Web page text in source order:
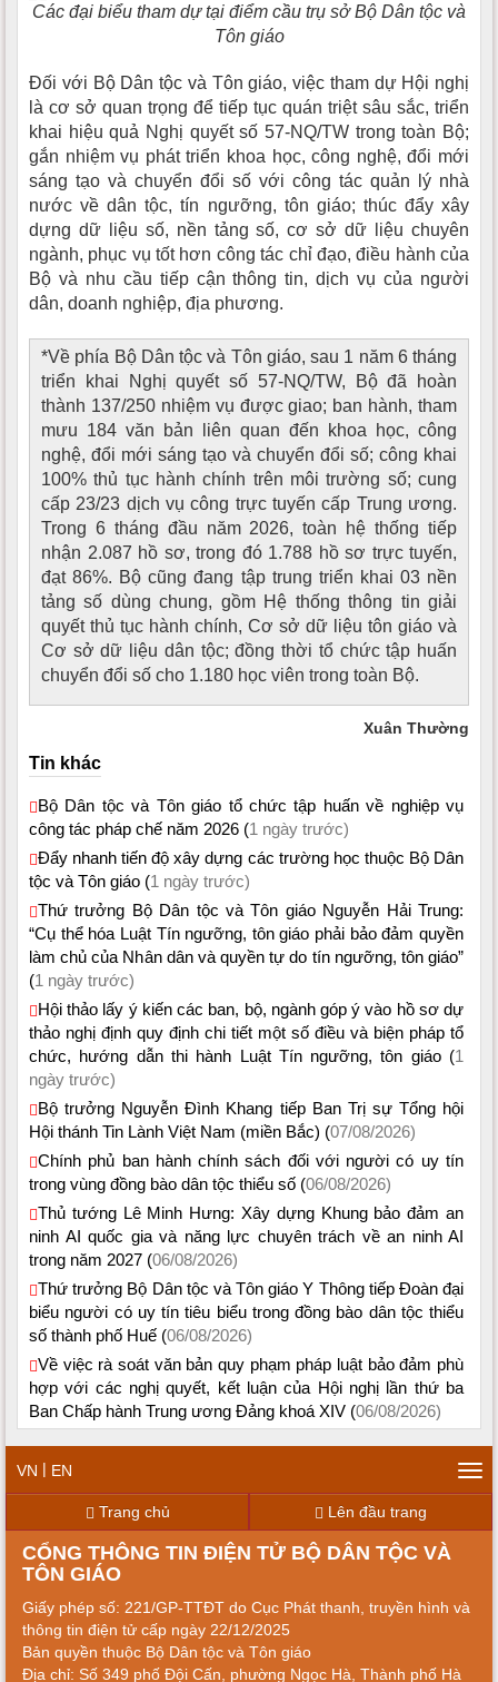
Các đại biểu tham dự tại điểm cầu trụ sở Bộ Dân tộc và
Tôn giáo
Đối với Bộ Dân tộc và Tôn giáo, việc tham dự Hội nghị
là cơ sở quan trọng để tiếp tục quán triệt sâu sắc, triển
khai hiệu quả Nghị quyết số 57-NQ/TW trong toàn Bộ;
gắn nhiệm vụ phát triển khoa học, công nghệ, đổi mới
sáng tạo và chuyển đổi số với công tác quản lý nhà
nước về dân tộc, tín ngưỡng, tôn giáo; thúc đẩy xây
dựng dữ liệu số, nền tảng số, cơ sở dữ liệu chuyên
ngành, phục vụ tốt hơn công tác chỉ đạo, điều hành của
Bộ và nhu cầu tiếp cận thông tin, dịch vụ của người
dân, doanh nghiệp, địa phương.
*Về phía Bộ Dân tộc và Tôn giáo, sau 1 năm 6 tháng
triển khai Nghị quyết số 57-NQ/TW, Bộ đã hoàn
thành 137/250 nhiệm vụ được giao; ban hành, tham
mưu 184 văn bản liên quan đến khoa học, công
nghệ, đổi mới sáng tạo và chuyển đổi số; công khai
100% thủ tục hành chính trên môi trường số; cung
cấp 23/23 dịch vụ công trực tuyến cấp Trung ương.
Trong 6 tháng đầu năm 2026, toàn hệ thống tiếp
nhận 2.087 hồ sơ, trong đó 1.788 hồ sơ trực tuyến,
đạt 86%. Bộ cũng đang tập trung triển khai 03 nền
tảng số dùng chung, gồm Hệ thống thông tin giải
quyết thủ tục hành chính, Cơ sở dữ liệu tôn giáo và
Cơ sở dữ liệu dân tộc; đồng thời tổ chức tập huấn
chuyển đổi số cho 1.180 học viên trong toàn Bộ.
Xuân Thường
Tin khác
Bộ Dân tộc và Tôn giáo tổ chức tập huấn về nghiệp vụ
công tác pháp chế năm 2026 (1 ngày trước)
Đẩy nhanh tiến độ xây dựng các trường học thuộc Bộ Dân
tộc và Tôn giáo (1 ngày trước)
Thứ trưởng Bộ Dân tộc và Tôn giáo Nguyễn Hải Trung:
“Cụ thể hóa Luật Tín ngưỡng, tôn giáo phải bảo đảm quyền
làm chủ của Nhân dân và quyền tự do tín ngưỡng, tôn giáo”
(1 ngày trước)
Hội thảo lấy ý kiến các ban, bộ, ngành góp ý vào hồ sơ dự
thảo nghị định quy định chi tiết một số điều và biện pháp tổ
chức, hướng dẫn thi hành Luật Tín ngưỡng, tôn giáo (1
ngày trước)
Bộ trưởng Nguyễn Đình Khang tiếp Ban Trị sự Tổng hội
Hội thánh Tin Lành Việt Nam (miền Bắc) (07/08/2026)
Chính phủ ban hành chính sách đối với người có uy tín
trong vùng đồng bào dân tộc thiểu số (06/08/2026)
Thủ tướng Lê Minh Hưng: Xây dựng Khung bảo đảm an
ninh AI quốc gia và năng lực chuyên trách về an ninh AI
trong năm 2027 (06/08/2026)
Thứ trưởng Bộ Dân tộc và Tôn giáo Y Thông tiếp Đoàn đại
biểu người có uy tín tiêu biểu trong đồng bào dân tộc thiểu
số thành phố Huế (06/08/2026)
Về việc rà soát văn bản quy phạm pháp luật bảo đảm phù
hợp với các nghị quyết, kết luận của Hội nghị lần thứ ba
Ban Chấp hành Trung ương Đảng khoá XIV (06/08/2026)
VN | EN
Trang chủ
Lên đầu trang
CỔNG THÔNG TIN ĐIỆN TỬ BỘ DÂN TỘC VÀ
TÔN GIÁO
Giấy phép số: 221/GP-TTĐT do Cục Phát thanh, truyền hình và
thông tin điện tử cấp ngày 22/12/2025
Bản quyền thuộc Bộ Dân tộc và Tôn giáo
Địa chỉ: Số 349 phố Đội Cấn, phường Ngọc Hà, Thành phố Hà